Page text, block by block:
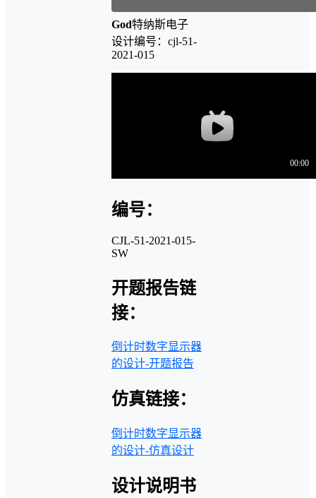
God特纳斯电子
设计编号：cjl-51-
2021-015
编号：
CJL-51-2021-015-
SW
开题报告链
接：
倒计时数字显示器
的设计-开题报告
仿真链接：
倒计时数字显示器
的设计-仿真设计
设计说明书